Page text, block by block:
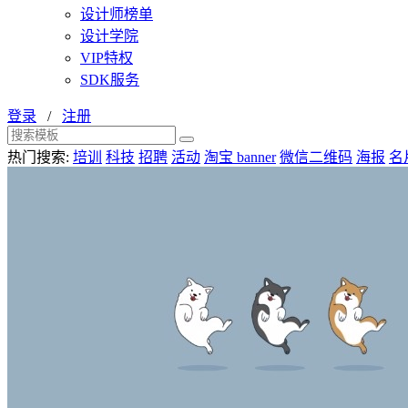
设计师榜单
设计学院
VIP特权
SDK服务
登录 / 注册
热门搜索: 培训 科技 招聘 活动 淘宝 banner 微信二维码 海报 名